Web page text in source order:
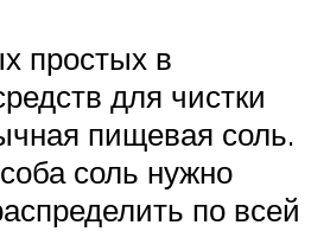
простых в
для чистки
пищевая соль.
соль нужно
по всей